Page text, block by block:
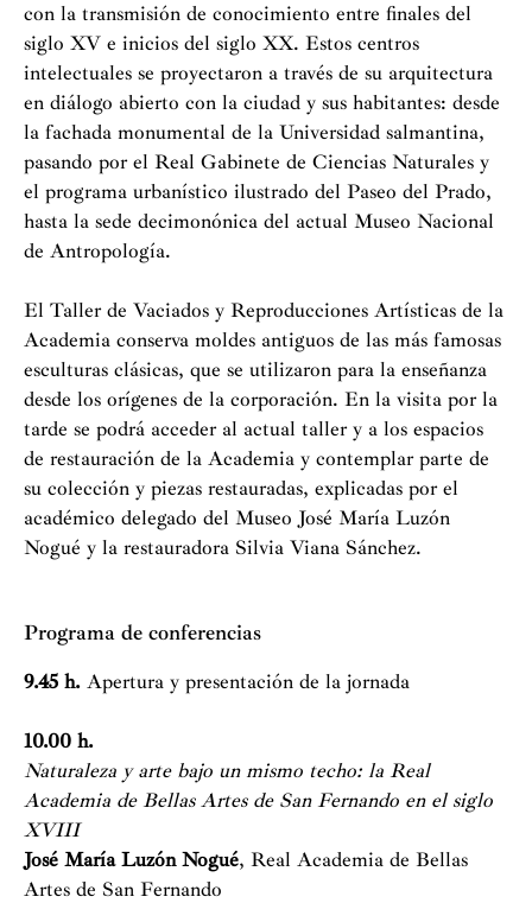
con la transmisión de conocimiento entre finales del
siglo XV e inicios del siglo XX. Estos centros
intelectuales se proyectaron a través de su arquitectura
en diálogo abierto con la ciudad y sus habitantes: desde
la fachada monumental de la Universidad salmantina,
pasando por el Real Gabinete de Ciencias Naturales y
el programa urbanístico ilustrado del Paseo del Prado,
hasta la sede decimonónica del actual Museo Nacional
de Antropología.
El Taller de Vaciados y Reproducciones Artísticas de la
Academia conserva moldes antiguos de las más famosas
esculturas clásicas, que se utilizaron para la enseñanza
desde los orígenes de la corporación. En la visita por la
tarde se podrá acceder al actual taller y a los espacios
de restauración de la Academia y contemplar parte de
su colección y piezas restauradas, explicadas por el
académico delegado del Museo José María Luzón
Nogué y la restauradora Silvia Viana Sánchez.
Programa de conferencias
9.45 h. Apertura y presentación de la jornada
10.00 h.
Naturaleza y arte bajo un mismo techo: la Real
Academia de Bellas Artes de San Fernando en el siglo
XVIII
José María Luzón Nogué, Real Academia de Bellas
Artes de San Fernando